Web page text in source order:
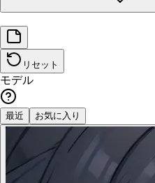
リセット
モデル
最近 お気に入り